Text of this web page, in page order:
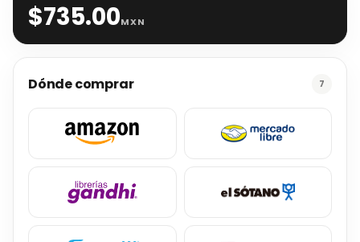
$735.00MXN
Dónde comprar 7